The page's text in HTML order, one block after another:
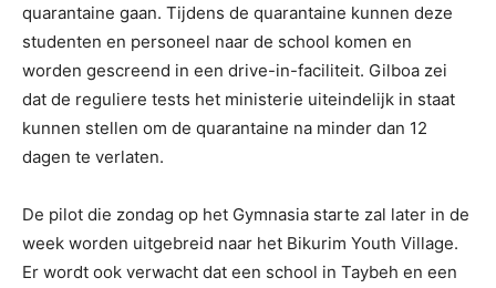
quarantaine gaan. Tijdens de quarantaine kunnen deze
studenten en personeel naar de school komen en
worden gescreend in een drive-in-faciliteit. Gilboa zei
dat de reguliere tests het ministerie uiteindelijk in staat
kunnen stellen om de quarantaine na minder dan 12
dagen te verlaten.
De pilot die zondag op het Gymnasia starte zal later in de
week worden uitgebreid naar het Bikurim Youth Village.
Er wordt ook verwacht dat een school in Taybeh en een